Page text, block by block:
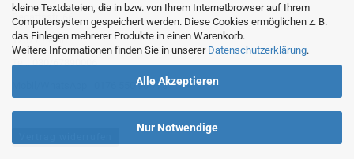
kleine Textdateien, die in bzw. von Ihrem Internetbrowser auf Ihrem
Computersystem gespeichert werden. Diese Cookies ermöglichen z. B.
das Einlegen mehrerer Produkte in einen Warenkorb.
Weitere Informationen finden Sie in unserer Datenschutzerklärung.
Alle Akzeptieren
Nur Notwendige
Regattastr. 66
12527 Berlin
Tel.: 030/67890006
Mobil/WhatsApp: 0176 550 90 773